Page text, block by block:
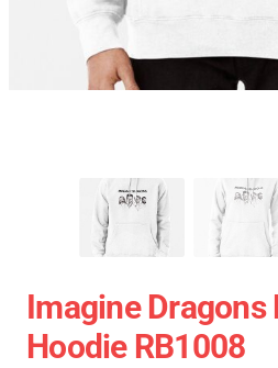
Imagine Dragons
Hoodie RB1008